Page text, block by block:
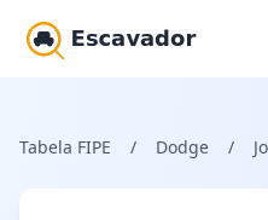
Tabela FIPE / Dodge /